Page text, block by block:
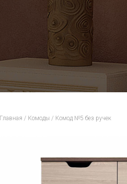
Главная / Комоды / Комод №5 без ручек